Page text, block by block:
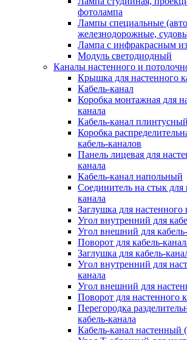
фотолампа
Лампы специальные
железнодорожные,
Лампа с инфракрасным
Модуль светодиодный
Каналы настенного и
Крышка для настенного
Кабель-канал
Коробка монтажная для
канала
Кабель-канал плинтусный
Коробка
кабель-каналов
Панель лицевая для
канала
Кабель-канал напольный
Соединитель на стык для
канала
Заглушка для настенного
Угол внутренний для
Угол внешний для
Поворот для кабель-
Заглушка для кабель-
Угол внутренний для
канала
Угол внешний для
Поворот для настенного
Перегородка
кабель-канала
Кабель-канал настенный